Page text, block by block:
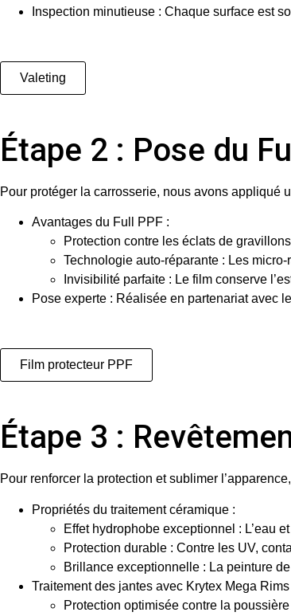
Inspection minutieuse : Chaque surface est
Valeting
Étape 2 : Pose du
Pour protéger la carrosserie, nous avons appliqué
Avantages du Full PPF :
Protection contre les éclats de
Technologie auto-réparante : Les
Invisibilité parfaite : Le film conserve
Pose experte : Réalisée en partenariat avec
Film protecteur PPF
Étape 3 :
Pour renforcer la protection et sublimer
Propriétés du traitement céramique :
Effet hydrophobe exceptionnel : L’eau
Protection durable : Contre les UV,
Brillance exceptionnelle : La peinture
Traitement des jantes avec Krytex Mega Rims
Protection optimisée contre la